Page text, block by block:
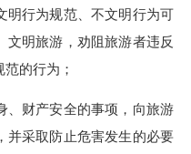
行为规范、不文明行为可
文明旅游，劝阻旅游者违反
的行为；
财产安全的事项，向旅游
并采取防止危害发生的必要